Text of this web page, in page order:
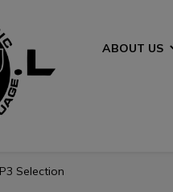
ABOUT US
Selection